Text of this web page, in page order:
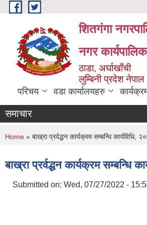
Skip to main content
शितगंगा
नगर
ठाडा, अर्घाखाँची
लुम्बिनी प्रदेश नेपाल
परिचय वडा कार्यालयहरु
समाचार
You are here
Home » बाख्रा प्रर्वद्धन कार्यक्रम सम्बन्धि कार्यविधि,
बाख्रा प्रर्वद्धन कार्यक्रम सम्बन्धि
Submitted on: Wed, 07/27/2022 -